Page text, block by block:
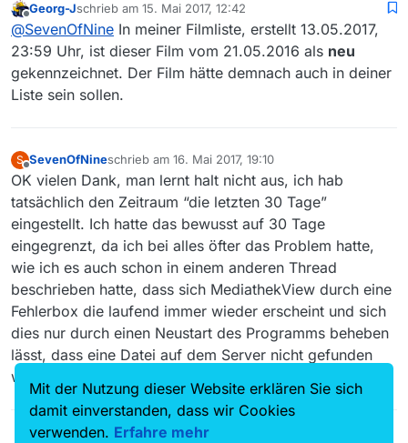
Sorry, wenn ich Dich da etwas berichtigen muss,
aber im Mediathekview 13.0.1 ist die normale
Fassung mit der aktuellsten Filmliste trotzdem
nicht zu finden, Ich suche mit der Funktion “Alle
Sender -> irgendwo”. Dort ist der Film weder
unter “Bella Block” noch unter “angeklagt” als
geschrieben um “rumzumeckern”, sondern
darauf aufmerksam zu machen, dass eine
Sendung im MediathekView 13 fehlt. Beim ZDF
ist mir in den letzten 14 Tagen schon öfter
aufgefallen, dass Sendungen nicht in der Liste
stehen, oder erst nach einigen Tagen in der Liste
stehen.
Offline
Georg-Jschrieb am 15. Mai 2017, 12:42
zuletzt editiert von
@SevenOfNine In meiner Filmliste, erstellt 13.05.2017,
23:59 Uhr, ist dieser Film vom 21.05.2016 als neu
gekennzeichnet. Der Film hätte demnach auch in deiner
Liste sein sollen.
S
Offline
SevenOfNineschrieb am 16. Mai 2017, 19:10
zuletzt editiert von
OK vielen Dank, man lernt halt nicht aus, ich hab
tatsächlich den Zeitraum “die letzten 30 Tage”
eingestellt. Ich hatte das bewusst auf 30 Tage
eingegrenzt, da ich bei alles öfter das Problem hatte,
wie ich es auch schon in einem anderen Thread
beschrieben hatte, dass sich MediathekView durch eine
Fehlerbox die laufend immer wieder erscheint und sich
dies nur durch einen Neustart des Programms beheben
lässt, dass eine Datei auf dem Server nicht gefunden
wurde.
Mit der Nutzung dieser Website erklären Sie sich
damit einverstanden, dass wir Cookies
verwenden. Erfahre mehr